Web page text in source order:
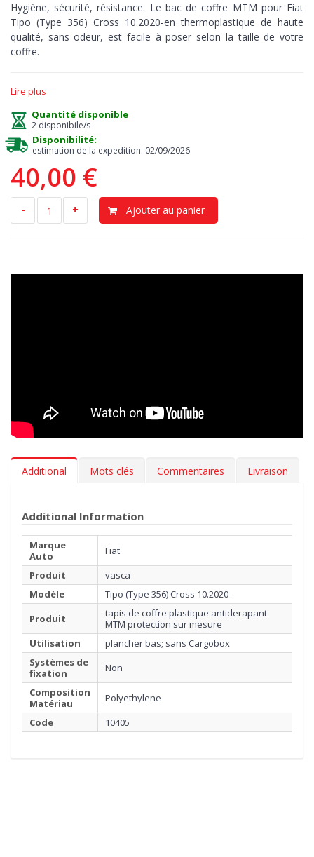
Hygiène, sécurité, résistance. Le bac de coffre MTM pour Fiat
Tipo (Type 356) Cross 10.2020-en thermoplastique de haute
qualité, sans odeur, est facile à poser selon la taille de votre
coffre.
absorber les liquides ou d'autres substances en assurant à tout
vous pouvez conduire propre.
Sécurité> le mouvement de la charge est limité par la surface
transporter tout ce qui doit rester immobile sans se déplacer
d'un côté du coffre à l’autre.
Résistance
> il retient les huiles, les produits chimiques et
Lire plus
Quantité disponible
2 disponibile/s
Disponibilité:
estimation de la expedition: 02/09/2026
40,00 €
- + Ajouter au panier
Additional Mots clés Commentaires Livraison
Additional Information
Marque
Auto
Fiat
Produit
vasca
Modèle
Tipo (Type 356) Cross 10.2020-
Produit
tapis de coffre plastique antiderapant
MTM protection sur mesure
Utilisation
plancher bas; sans Cargobox
Systèmes de
fixation
Non
Composition
Matériau
Polyethylene
Code
10405